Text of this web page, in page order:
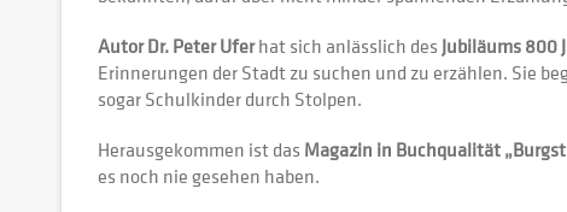
Autor Dr. Peter Uferhat sich anlässlich des Jubiläums 800
Erinnerungen der Stadt zu suchen und zu erzählen. Sie
sogar Schulkinder durch Stolpen.
Herausgekommen ist das Magazin in Buchqualität
es noch nie gesehen haben.